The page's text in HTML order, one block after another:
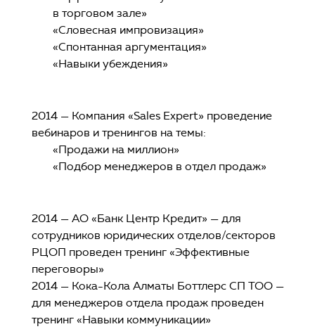
в торговом зале»
«Словесная импровизация»
«Спонтанная аргументация»
«Навыки убеждения»
2014 — Компания «Sales Expert» проведение
вебинаров и тренингов на темы:
«Продажи на миллион»
«Подбор менеджеров в отдел продаж»
2014 — АО «Банк Центр Кредит» — для
сотрудников юридических отделов/секторов
РЦОП проведен тренинг «Эффективные
переговоры»
2014 — Кока-Кола Алматы Боттлерс СП ТОО —
для менеджеров отдела продаж проведен
тренинг «Навыки коммуникации»